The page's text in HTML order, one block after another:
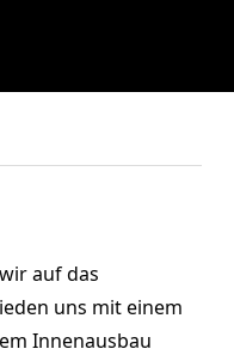
auf das
uns mit einem
Innenausbau